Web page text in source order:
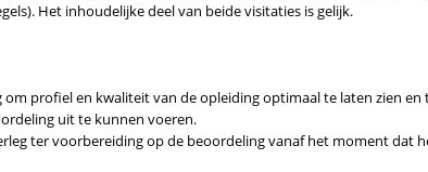
Het inhoudelijke deel van beide visitaties is gelijk.
profiel en kwaliteit van de opleiding optimaal te laten zien
uit te kunnen voeren.
ter voorbereiding op de beoordeling vanaf het moment dat